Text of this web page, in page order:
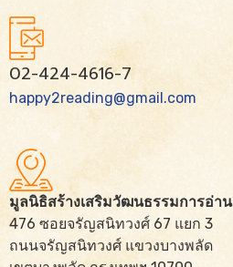
02-424-4616-7
happy2reading@gmail.com
มูลนิธิสร้างเสริมวัฒนธรรมการอ่าน
476 ซอยจรัญสนิทวงศ์ 67 แยก 3
ถนนจรัญสนิทวงศ์ แขวงบางพลัด